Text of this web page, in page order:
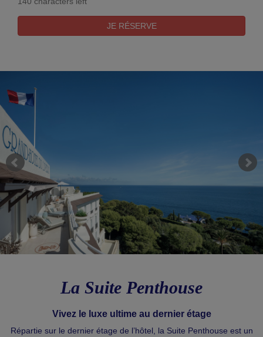
La Suite Penthouse
Vivez le luxe ultime au dernier étage
Répartie sur le dernier étage de l’hôtel, la Suite Penthouse est un